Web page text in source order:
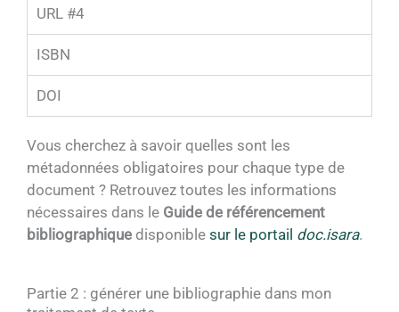
URL #4
ISBN
DOI
Vous cherchez à savoir quelles sont les
métadonnées obligatoires pour chaque type de
document ? Retrouvez toutes les informations
nécessaires dans le Guide de référencement
bibliographique disponible sur le portail doc.isara.
Partie 2 : générer une bibliographie dans mon